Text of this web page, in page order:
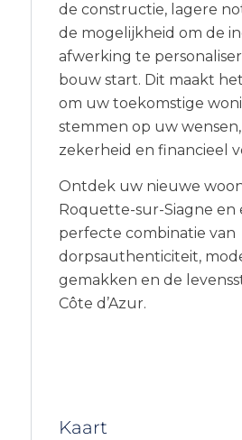
de constructie, lagere
de mogelijkheid om de
afwerking te
bouw start. Dit maakt
om uw toekomstige
stemmen op uw
zekerheid en financieel
Ontdek uw nieuwe
Roquette-sur-Siagne en
perfecte combinatie van
dorpsauthenticiteit,
gemakken en de
Côte d’Azur.
Kaart